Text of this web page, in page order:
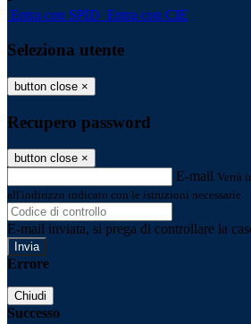
Entra con SPID Entra con CIE
Seleziona utente
button close ×
Recupero password
button close ×
E-mail Verrà
all'indirizzo indicato con le istruzioni necessarie.
E-mail inviata, si prega di controllare la
Errore
Chiudi
Successo